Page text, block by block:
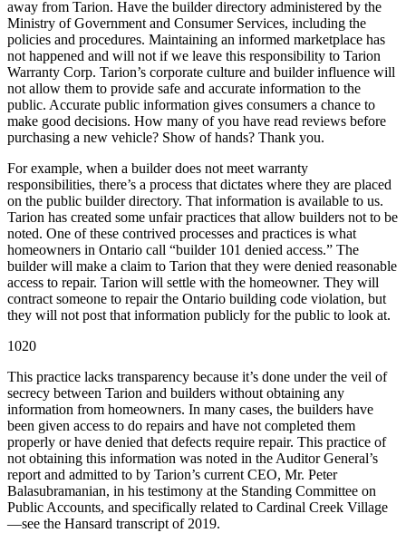
away from Tarion. Have the builder directory administered by the
Ministry of Government and Consumer Services, including the
policies and procedures. Maintaining an informed marketplace has
not happened and will not if we leave this responsibility to Tarion
Warranty Corp. Tarion’s corporate culture and builder influence will
not allow them to provide safe and accurate information to the
public. Accurate public information gives consumers a chance to
make good decisions. How many of you have read reviews before
purchasing a new vehicle? Show of hands? Thank you.
For example, when a builder does not meet warranty
responsibilities, there’s a process that dictates where they are placed
on the public builder directory. That information is available to us.
Tarion has created some unfair practices that allow builders not to be
noted. One of these contrived processes and practices is what
homeowners in Ontario call “builder 101 denied access.” The
builder will make a claim to Tarion that they were denied reasonable
access to repair. Tarion will settle with the homeowner. They will
contract someone to repair the Ontario building code violation, but
they will not post that information publicly for the public to look at.
1020
This practice lacks transparency because it’s done under the veil of
secrecy between Tarion and builders without obtaining any
information from homeowners. In many cases, the builders have
been given access to do repairs and have not completed them
properly or have denied that defects require repair. This practice of
not obtaining this information was noted in the Auditor General’s
report and admitted to by Tarion’s current CEO, Mr. Peter
Balasubramanian, in his testimony at the Standing Committee on
Public Accounts, and specifically related to Cardinal Creek Village
—see the Hansard transcript of 2019.